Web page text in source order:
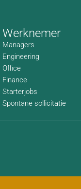
Werknemer
Managers
Engineering
Office
Finance
Starterjobs
Spontane sollicitatie